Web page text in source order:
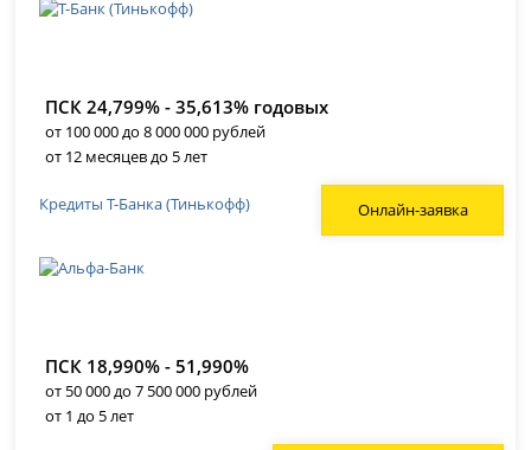
ПСК 24,799% - 35,613% годовых
от 100 000 до 8 000 000 рублей
от 12 месяцев до 5 лет
Онлайн-заявка
Кредиты Т-Банка (Тинькофф)
ПСК 18,990% - 51,990%
от 50 000 до 7 500 000 рублей
от 1 до 5 лет